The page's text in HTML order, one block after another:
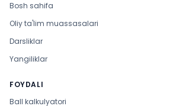
Bosh sahifa
Oliy ta'lim muassasalari
Darsliklar
Yangiliklar
FOYDALI
Ball kalkulyatori